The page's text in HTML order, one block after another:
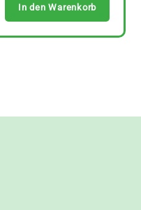
In den Warenkorb